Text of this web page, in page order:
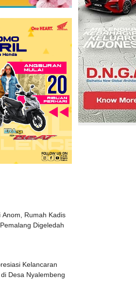
Rumah Kadis
Digeledah
Kelancaran
Desa Nyalembeng